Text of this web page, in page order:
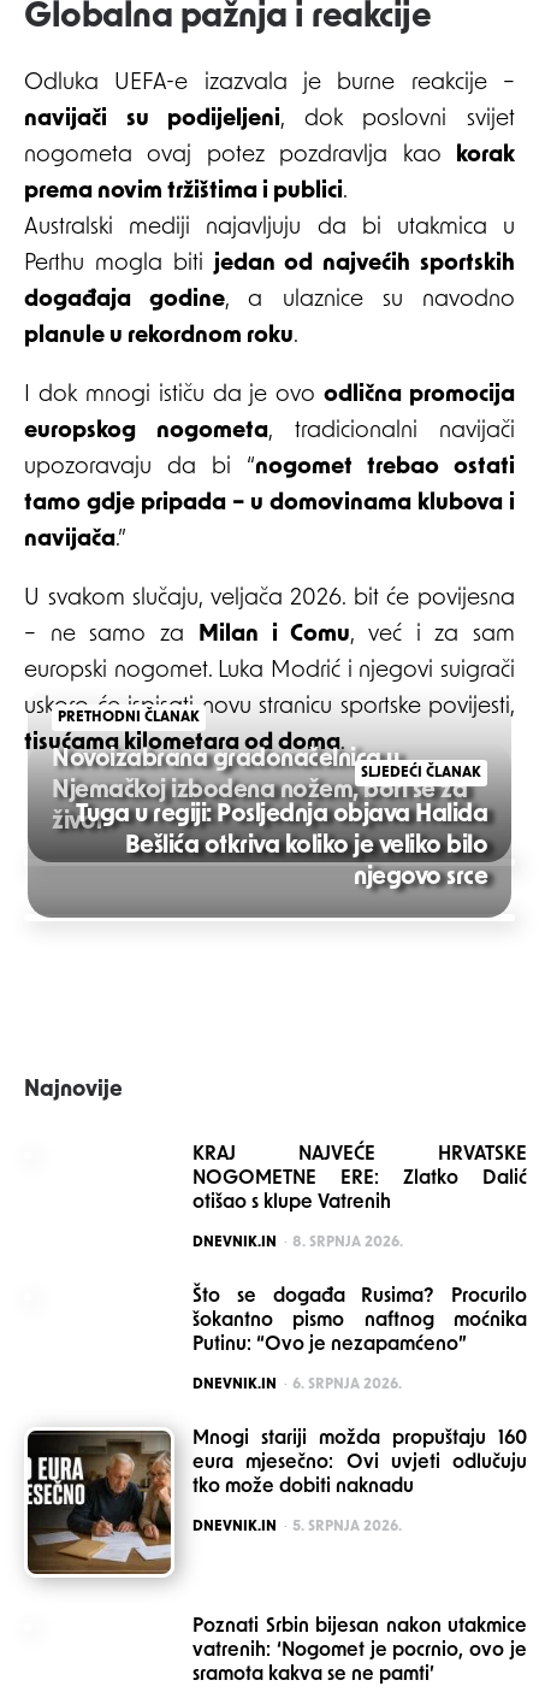
Globalna pažnja i reakcije
Odluka UEFA-e izazvala je burne reakcije –
navijači su podijeljeni, dok poslovni svijet
nogometa ovaj potez pozdravlja kao korak
prema novim tržištima i publici.
Australski mediji najavljuju da bi utakmica u
Perthu mogla biti jedan od najvećih sportskih
događaja godine, a ulaznice su navodno
planule u rekordnom roku.
I dok mnogi ističu da je ovoodlična promocija
europskog nogometa, tradicionalni navijači
upozoravaju da bi “nogomet trebao ostati
tamo gdje pripada – u domovinama klubova i
navijača.”
U svakom slučaju, veljača 2026. bit će povijesna
– ne samo za
Milan i Comu, već i za sam
europski nogomet. Luka Modrić i njegovi suigrači
uskoro će ispisati novu stranicu sportske povijesti,
tisućama kilometara od doma.
Post
navigation
PRETHODNI ČLANAK
Novoizabrana gradonačelnica u
Njemačkoj izbodena nožem, bori se za
život
SLJEDEĆI ČLANAK
Tuga u regiji: Posljednja objava Halida
Bešlića otkriva koliko je veliko bilo
njegovo srce
Najnovije
KRAJ NAJVEĆE HRVATSKE
NOGOMETNE ERE: Zlatko Dalić
otišao s klupe Vatrenih
POSTED
DNEVNIK.IN 8. SRPNJA 2026.
Što se događa Rusima? Procurilo
šokantno pismo naftnog moćnika
Putinu: “Ovo je nezapamćeno”
POSTED
DNEVNIK.IN 6. SRPNJA 2026.
Mnogi stariji možda propuštaju 160
eura mjesečno: Ovi uvjeti odlučuju
tko može dobiti naknadu
POSTED
DNEVNIK.IN 5. SRPNJA 2026.
Poznati Srbin bijesan nakon utakmice
vatrenih: ‘Nogomet je pocrnio, ovo je
sramota kakva se ne pamti’